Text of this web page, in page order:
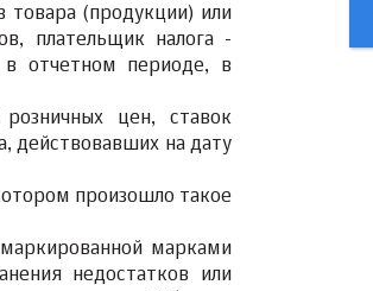
товара (продукции) или
плательщик налога -
в отчетном периоде, в
цен, ставок
действовавших на дату
произошло такое
марками
недостатков или